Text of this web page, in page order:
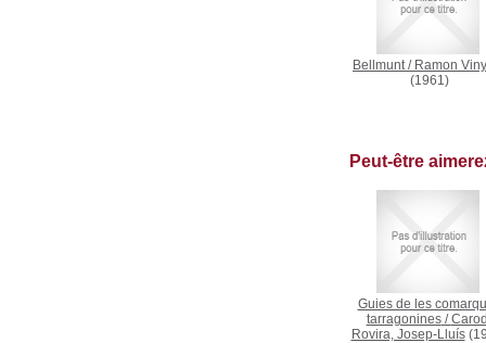
Bellmunt/ Ramon
(1961)
Peut-être
Guies de les
tarragonines/
Rovira, Josep-Lluís